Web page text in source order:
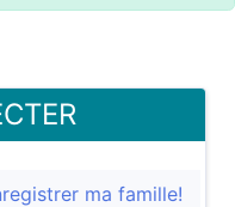
ma famille!